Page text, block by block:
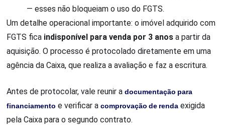
— esses não bloqueiam o uso do FGTS.
Um detalhe operacional importante: o imóvel adquirido com
FGTS fica indisponível para venda por 3 anos a partir da
aquisição. O processo é protocolado diretamente em uma
agência da Caixa, que realiza a avaliação e faz a escritura.
Antes de protocolar, vale reunir adocumentação para
financiamento e verificar acomprovação de renda exigida
pela Caixa para o segundo contrato.